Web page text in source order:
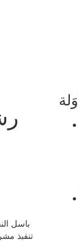
تنفبذ